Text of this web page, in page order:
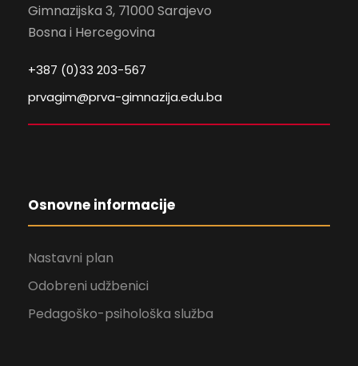
Gimnazijska 3, 71000 Sarajevo
Bosna i Hercegovina
+387 (0)33 203-567
prvagim@prva-gimnazija.edu.ba
Osnovne informacije
Nastavni plan
Odobreni udžbenici
Pedagoško-psihološka služba